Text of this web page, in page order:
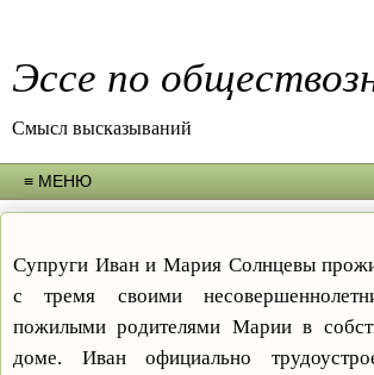
Эссе по
Смысл высказываний
Супруги Иван и Мария Солнцевы
с тремя своими
пожилыми родителями Марии в
доме. Иван официально